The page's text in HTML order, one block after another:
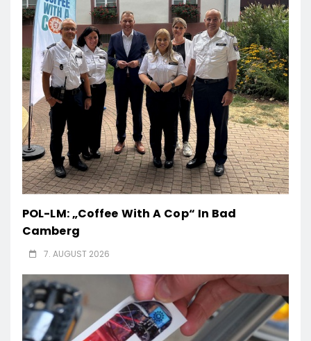
POL-LM: „Coffee With A Cop“ In Bad
Camberg
7. AUGUST 2026